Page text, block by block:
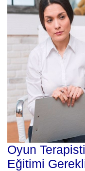
Oyun
Eğitimi